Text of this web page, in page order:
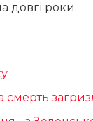
довгі роки.
смерть